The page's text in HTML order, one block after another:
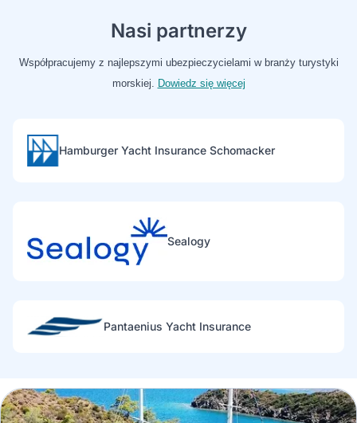
Nasi partnerzy
Współpracujemy z najlepszymi ubezpieczycielami w branży turystyki
morskiej. Dowiedz się więcej
Hamburger Yacht Insurance Schomacker
Sealogy
Pantaenius Yacht Insurance